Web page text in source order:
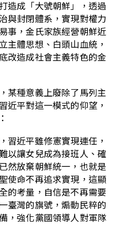
造成「大號朝鮮」，透過
與封閉體系，實現對權力
事，金氏家族經營朝鮮近
主體思想、白頭山血統，
改造成社會主義特色的金
某種意義上廢除了馬列主
近平對這一模式的仰望，
習近平雖修憲實現連任，
以讓女兒成為接班人、確
然放棄朝鮮統一，也就是
使命不再追求實現，這顯
的考量，自信是不再需要
臺灣的旗號，煽動民粹的
，強化黨國領導人對軍隊